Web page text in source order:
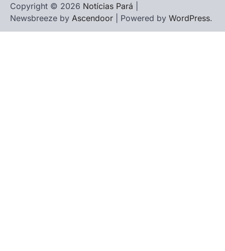
Copyright © 2026 Notícias Pará
Newsbreeze by Ascendoor | Powered by WordPress.